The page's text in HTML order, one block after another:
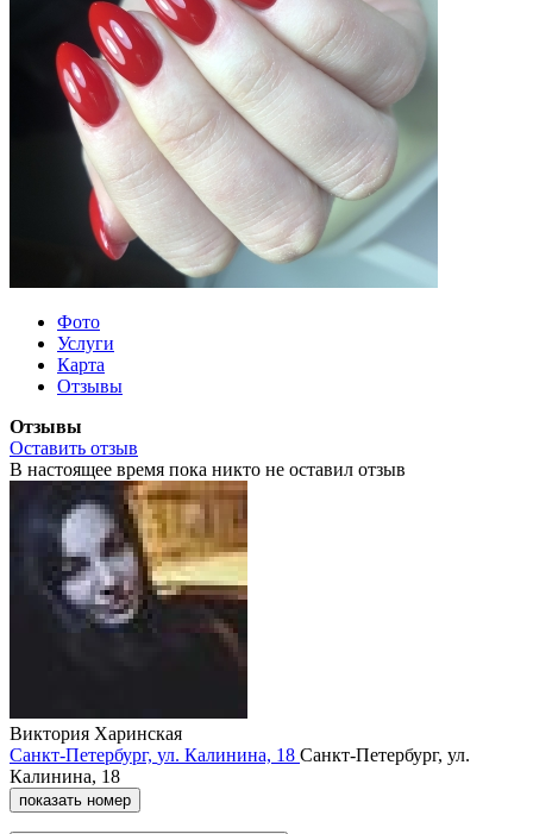
Фото
Услуги
Карта
Отзывы
Отзывы
Оставить отзыв
В настоящее время пока никто не оставил отзыв
Виктория Харинская
Санкт-Петербург, ул. Калинина, 18 Санкт-Петербург, ул.
Калинина, 18
показать номер